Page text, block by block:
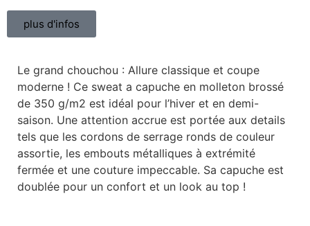
plus d'infos
Le grand chouchou : Allure classique et coupe
moderne ! Ce sweat a capuche en molleton brossé
de 350 g/m2 est idéal pour l’hiver et en demi-
saison. Une attention accrue est portée aux details
tels que les cordons de serrage ronds de couleur
assortie, les embouts métalliques à extrémité
fermée et une couture impeccable. Sa capuche est
doublée pour un confort et un look au top !